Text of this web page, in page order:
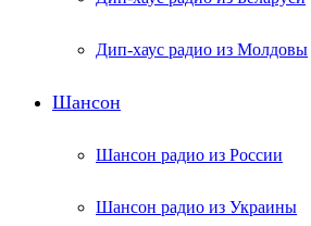
Дип-хаус радио из Молдовы
Шансон
Шансон радио из России
Шансон радио из Украины